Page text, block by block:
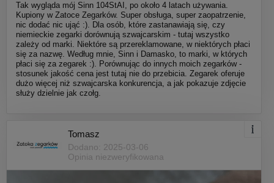
Tak wygląda mój Sinn 104StAI, po około 4 latach używania.
Kupiony w Zatoce Zegarków. Super obsługa, super zaopatrzenie,
nic dodać nic ująć :). Dla osób, które zastanawiają się, czy
niemieckie zegarki dorównują szwajcarskim - tutaj wszystko
zależy od marki. Niektóre są przereklamowane, w niektórych płaci
się za nazwę. Według mnie, Sinn i Damasko, to marki, w których
płaci się za zegarek :). Porównując do innych moich zegarków -
stosunek jakość cena jest tutaj nie do przebicia. Zegarek oferuje
dużo więcej niż szwajcarska konkurencja, a jak pokazuje zdjęcie
służy dzielnie jak czołg.
Tomasz
Dodano: 2025-03-06
Opinia niezweryfikowana